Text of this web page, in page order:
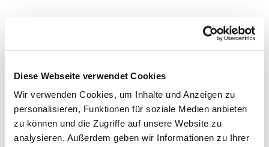
Diese Webseite verwendet Cookies
Wir verwenden Cookies, um Inhalte und Anzeigen zu
personalisieren, Funktionen für soziale Medien anbieten
zu können und die Zugriffe auf unsere Website zu
analysieren. Außerdem geben wir Informationen zu Ihrer